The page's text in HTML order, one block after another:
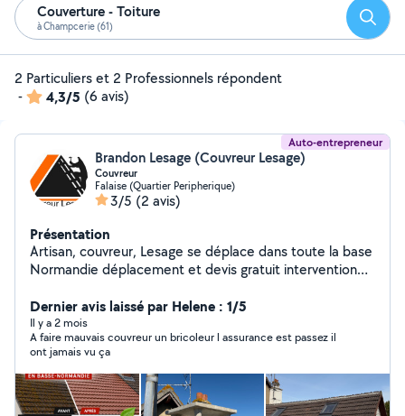
Couverture - Toiture
à Champcerie (61)
2 Particuliers et 2 Professionnels répondent
-
4,3/5 (6 avis)
Auto-entrepreneur
Brandon Lesage (Couvreur Lesage)
Couvreur
Falaise (Quartier Peripherique)
3/5 (2 avis)
Présentation
Artisan, couvreur, Lesage se déplace dans toute la base
Normandie déplacement et devis gratuit intervention
Dernier avis laissé par Helene : 1/5
Il y a 2 mois
A faire mauvais couvreur un bricoleur l assurance est passez il
ont jamais vu ça